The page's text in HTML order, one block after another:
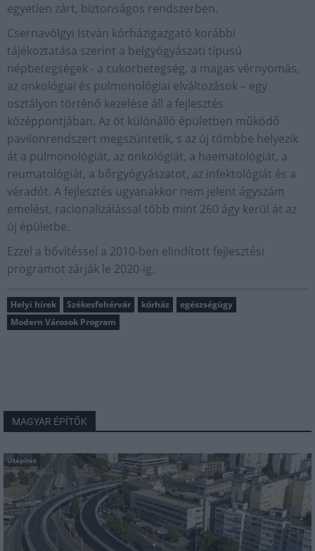
egyetlen zárt, biztonságos rendszerben.
Csernavölgyi István kórházigazgató korábbi
tájékoztatása szerint a belgyógyászati típusú
népbetegségek - a cukorbetegség, a magas vérnyomás,
az onkológiai és pulmonológiai elváltozások – egy
osztályon történő kezelése áll a fejlesztés
középpontjában. Az öt különálló épületben működő
pavilonrendszert megszüntetik, s az új tömbbe helyezik
át a pulmonológiát, az onkológiát, a haematológiát, a
reumatológiát, a bőrgyógyászatot, az infektológiát és a
véradót. A fejlesztés ugyanakkor nem jelent ágyszám
emelést, racionalizálással több mint 260 ágy kerül át az
új épületbe.
Ezzel a bővítéssel a 2010-ben elindított fejlesztési
programot zárják le 2020-ig.
Helyi hírek Székesfehérvár kórház
egészségügy
Modern Városok Program
MAGYAR ÉPÍTŐK
Útépítés